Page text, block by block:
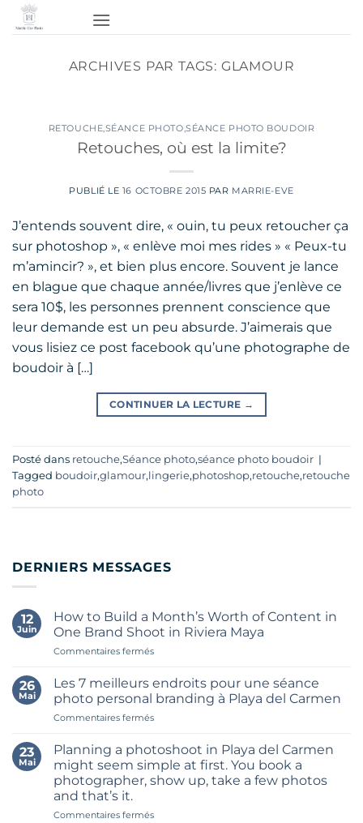
Passer
ARCHIVES PAR TAGS: GLAMOUR
RETOUCHE,SÉANCE PHOTO,SÉANCE PHOTO BOUDOIR
Retouches, où est la limite?
PUBLIÉ LE 16 OCTOBRE 2015 PAR MARRIE-EVE
J’entends souvent dire, « ouin, tu peux retoucher ça
sur photoshop », « enlève moi mes rides » « Peux-tu
m’amincir? », et bien plus encore. Souvent je lance
en blague que chaque année/livres que j’enlève ce
sera 10$, les personnes prennent conscience que
leur demande est un peu absurde. J’aimerais que
vous lisiez ce post facebook qu’une photographe de
boudoir à […]
CONTINUER LA LECTURE →
Posté dans retouche,Séance photo,séance photo boudoir |
Tagged boudoir,glamour,lingerie,photoshop,retouche,retouche
photo
DERNIERS MESSAGES
12
Juin
How to Build a Month’s Worth of Content in
One Brand Shoot in Riviera Maya
Commentaires ferméssur
to
Build
a
Month’s
of
Content
in
One
Shoot
26
Mai
Les 7 meilleurs endroits pour une séance
photo personal branding à Playa del Carmen
Commentaires ferméssur
7
meilleurs
endroits
pour
séance
23
Mai
Planning a photoshoot in Playa del Carmen
might seem simple at first. You book a
photographer, show up, take a few photos
and that’s it.
Commentaires ferméssur